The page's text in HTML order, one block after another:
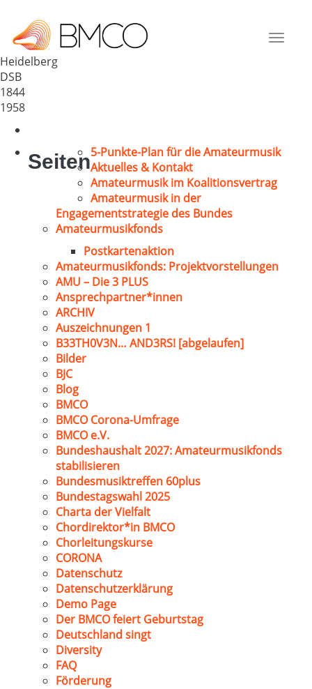
Toggle
Deutschland
69120
Heidelberg
DSB
1844
1958
Seiten5-Punkte-Plan für die Amateurmusik
Aktuelles & Kontakt
Amateurmusik im Koalitionsvertrag
Amateurmusik in der
Engagementstrategie des Bundes
Amateurmusikfonds
Postkartenaktion
Amateurmusikfonds: Projektvorstellungen
AMU – Die 3 PLUS
Ansprechpartner*innen
ARCHIV
Auszeichnungen 1
B33TH0V3N… AND3RS! [abgelaufen]
Bilder
BJC
Blog
BMCO
BMCO Corona-Umfrage
BMCO e.V.
Bundeshaushalt 2027: Amateurmusikfonds
stabilisieren
Bundesmusiktreffen 60plus
Bundestagswahl 2025
Charta der Vielfalt
Chordirektor*in BMCO
Chorleitungskurse
CORONA
Datenschutz
Datenschutzerklärung
Demo Page
Der BMCO feiert Geburtstag
Deutschland singt
Diversity
FAQ
Förderung